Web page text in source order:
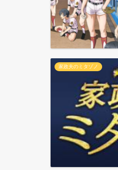
家政夫のミタゾノ